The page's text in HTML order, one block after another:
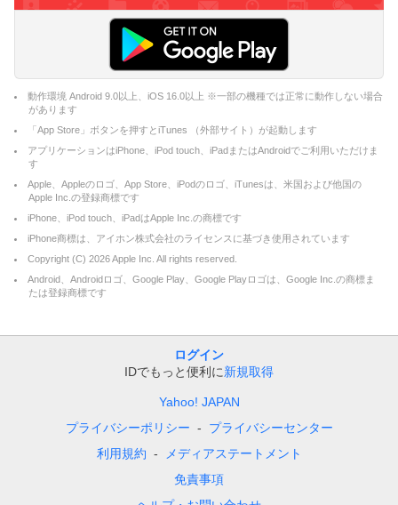
動作環境 Android 9.0以上、iOS 16.0以上 ※一部の機種では正常に動作しない場合
があります
「App Store」ボタンを押すとiTunes （外部サイト）が起動します
アプリケーションはiPhone、iPod touch、iPadまたはAndroidでご利用いただけま
す
Apple、Appleのロゴ、App Store、iPodのロゴ、iTunesは、米国および他国の
Apple Inc.の登録商標です
iPhone、iPod touch、iPadはApple Inc.の商標です
iPhone商標は、アイホン株式会社のライセンスに基づき使用されています
Copyright (C) 2026Apple Inc. All rights reserved.
Android、Androidロゴ、Google Play、Google Playロゴは、Google Inc.の商標ま
たは登録商標です
ログイン
IDでもっと便利に新規取得
Yahoo! JAPAN
プライバシーポリシー
プライバシーセンター
利用規約
メディアステートメント
免責事項